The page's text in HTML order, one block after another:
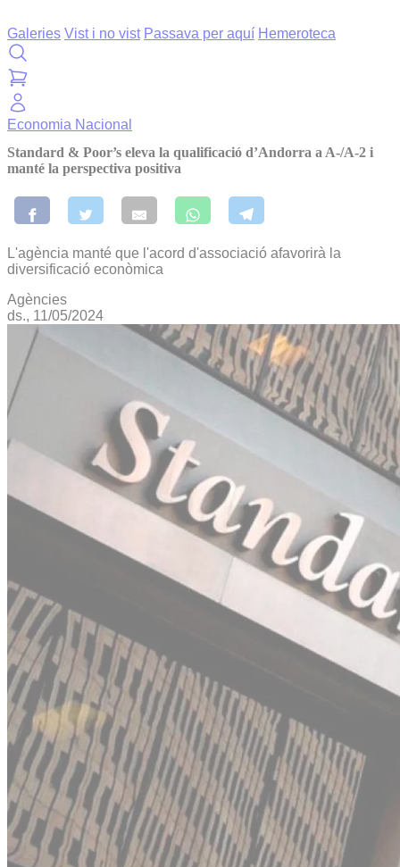
Galeries Vist i no vist Passava per aquí Hemeroteca
Economia Nacional
Standard & Poor’s eleva la qualificació d’Andorra a A-/A-2 i
manté la perspectiva positiva
L'agència manté que l'acord d'associació afavorirà la
diversificació econòmica
Agències
ds., 11/05/2024